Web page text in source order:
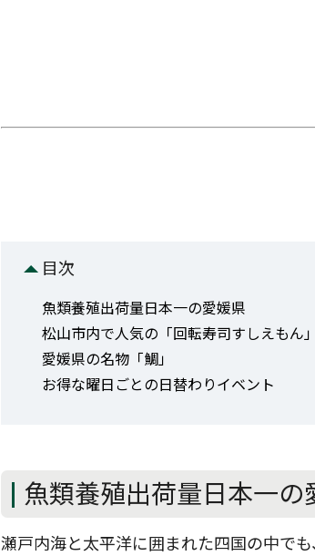
目次
魚類養殖出荷量日本一の愛媛県
松山市内で人気の「回転寿司すしえもん」
愛媛県の名物「鯛」
お得な曜日ごとの日替わりイベント
魚類養殖出荷量日本一の
瀬戸内海と太平洋に囲まれた四国の中で